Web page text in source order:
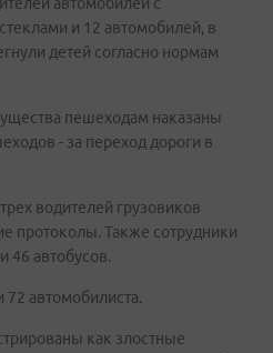
и 12 автомобилей, в
детей согласно нормам
пешеходам наказаны
- за переход дороги в
водителей грузовиков
протоколы. Также сотрудники
46 автобусов.
автомобилиста.
как злостные